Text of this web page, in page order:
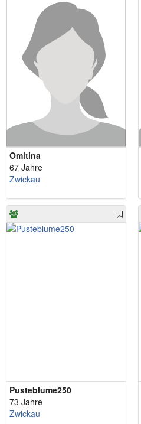
Omitina
67 Jahre
Zwickau
Pusteblume250
73 Jahre
Zwickau